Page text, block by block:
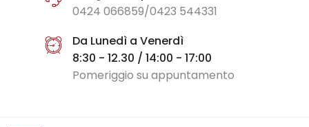
0424 066859/0423 544331
Da Lunedì a Venerdì
8:30 - 12.30 / 14:00 - 17:00
Pomeriggio su appuntamento